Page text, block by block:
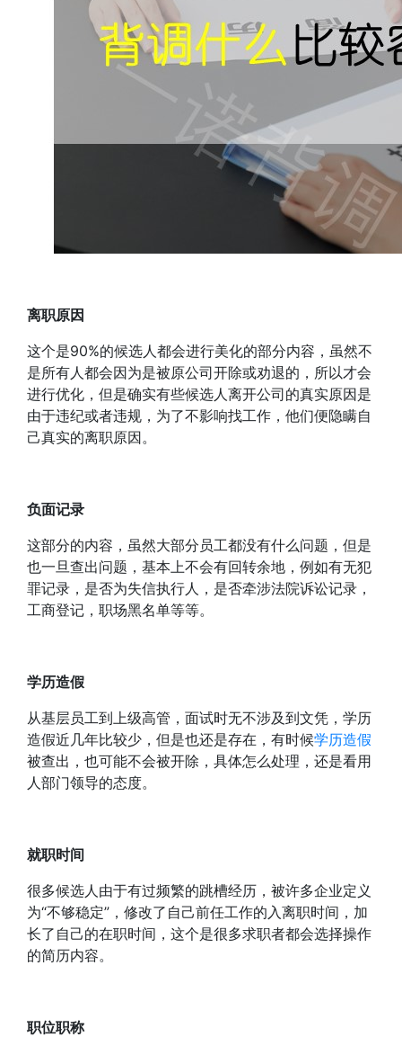
离职原因
这个是90%的候选人都会进行美化的部分内容，虽然不
是所有人都会因为是被原公司开除或劝退的，所以才会
进行优化，但是确实有些候选人离开公司的真实原因是
由于违纪或者违规，为了不影响找工作，他们便隐瞒自
己真实的离职原因。
负面记录
这部分的内容，虽然大部分员工都没有什么问题，但是
也一旦查出问题，基本上不会有回转余地，例如有无犯
罪记录，是否为失信执行人，是否牵涉法院诉讼记录，
工商登记，职场黑名单等等。
学历造假
从基层员工到上级高管，面试时无不涉及到文凭，学历
造假近几年比较少，但是也还是存在，有时候学历造假
被查出，也可能不会被开除，具体怎么处理，还是看用
人部门领导的态度。
就职时间
很多候选人由于有过频繁的跳槽经历，被许多企业定义
为“不够稳定”，修改了自己前任工作的入离职时间，加
长了自己的在职时间，这个是很多求职者都会选择操作
的简历内容。
职位职称